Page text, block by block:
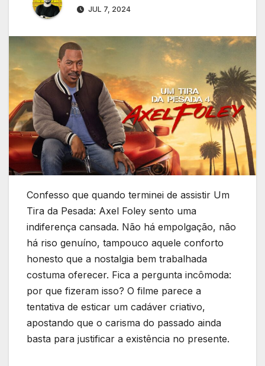
JUL 7, 2024
Confesso que quando terminei de assistir Um
Tira da Pesada: Axel Foley sento uma
indiferença cansada. Não há empolgação, não
há riso genuíno, tampouco aquele conforto
honesto que a nostalgia bem trabalhada
costuma oferecer. Fica a pergunta incômoda:
por que fizeram isso? O filme parece a
tentativa de esticar um cadáver criativo,
apostando que o carisma do passado ainda
basta para justificar a existência no presente.